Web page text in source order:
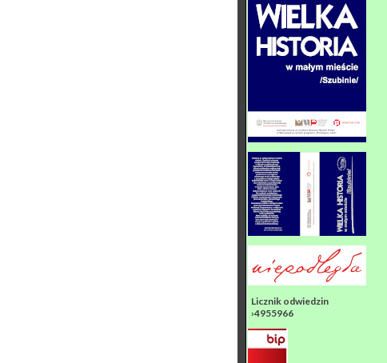
Licznik odwiedzin
›4955966